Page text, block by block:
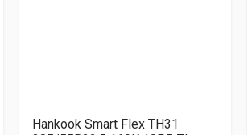
Hankook Smart Flex TH31